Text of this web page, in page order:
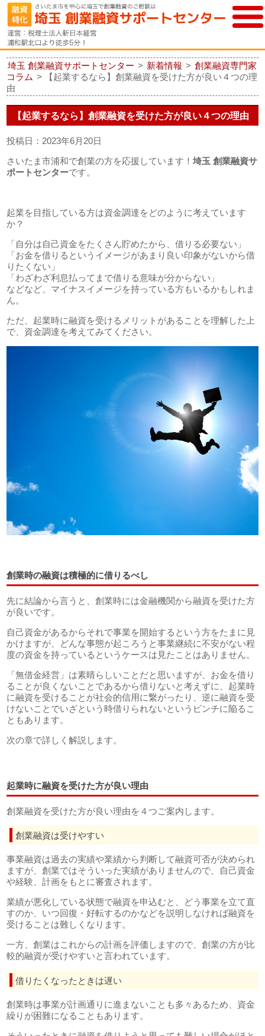
埼玉 創業融資サポートセンター > 新着情報 > 創業融資専門家
コラム >
【起業するなら】創業融資を受けた方が良い４つの理
由
【起業するなら】創業融資を受けた方が良い４つの理由
投稿日：2023年6月20日
さいたま市浦和で創業の方を応援しています！埼玉 創業融資サ
ポートセンターです。
起業を目指している方は資金調達をどのように考えています
か？
「自分は自己資金をたくさん貯めたから、借りる必要ない」
「お金を借りるというイメージがあまり良い印象がないから借
りたくない」
「わざわざ利息払ってまで借りる意味が分からない」
などなど、マイナスイメージを持っている方もいるかもしれま
ん。
ただ、起業時に融資を受けるメリットがあることを理解した上
で、資金調達を考えてみてください。
創業時の融資は積極的に借りるべし
先に結論から言うと、創業時には金融機関から融資を受けた方
が良いです。
自己資金があるからそれで事業を開始するという方をたまに見
かけますが、どんな事態が起ころうと事業継続に不安がない程
度の資金を持っているというケースは見たことはありません。
「無借金経営」は素晴らしいことだと思いますが、お金を借り
ることが良くないことであるから借りないと考えずに、起業時
に融資を受けることが社会的信用に繋がったり、逆に融資を受
けないことでいざという時借りられないというピンチに陥るこ
ともあります。
次の章で詳しく解説します。
起業時に融資を受けた方が良い理由
創業融資を受けた方が良い理由を４つご案内します。
創業融資は受けやすい
事業融資は過去の実績や業績から判断して融資可否が決められ
ますが、創業ではそういった実績がありませんので、自己資金
や経験、計画をもとに審査されます。
業績が悪化している状態で融資を申込むと、どう事業を立て直
すのか、いつ回復・好転するのかなどを説明しなければ融資を
受けることは難しくなります。
一方、創業はこれからの計画を評価しますので、創業の方が比
較的融資が受けやすいと言われています。
借りたくなったときは遅い
創業時は事業が計画通りに進まないことも多々あるため、資金
繰りが困難になることもあります。